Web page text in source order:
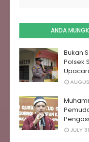
ANDA
Bukan
Polsek
JULY